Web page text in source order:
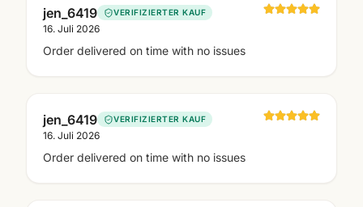
jen_6419 VERIFIZIERTER KAUF
16. Juli 2026
Order delivered on time with no issues
jen_6419 VERIFIZIERTER KAUF
16. Juli 2026
Order delivered on time with no issues